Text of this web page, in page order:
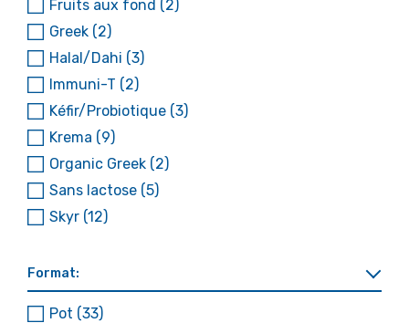
Fruits aux fond (2)
Greek (2)
Halal/Dahi (3)
Immuni-T (2)
Kéfir/Probiotique (3)
Krema (9)
Organic Greek (2)
Sans lactose (5)
Skyr (12)
Format:
Pot (33)